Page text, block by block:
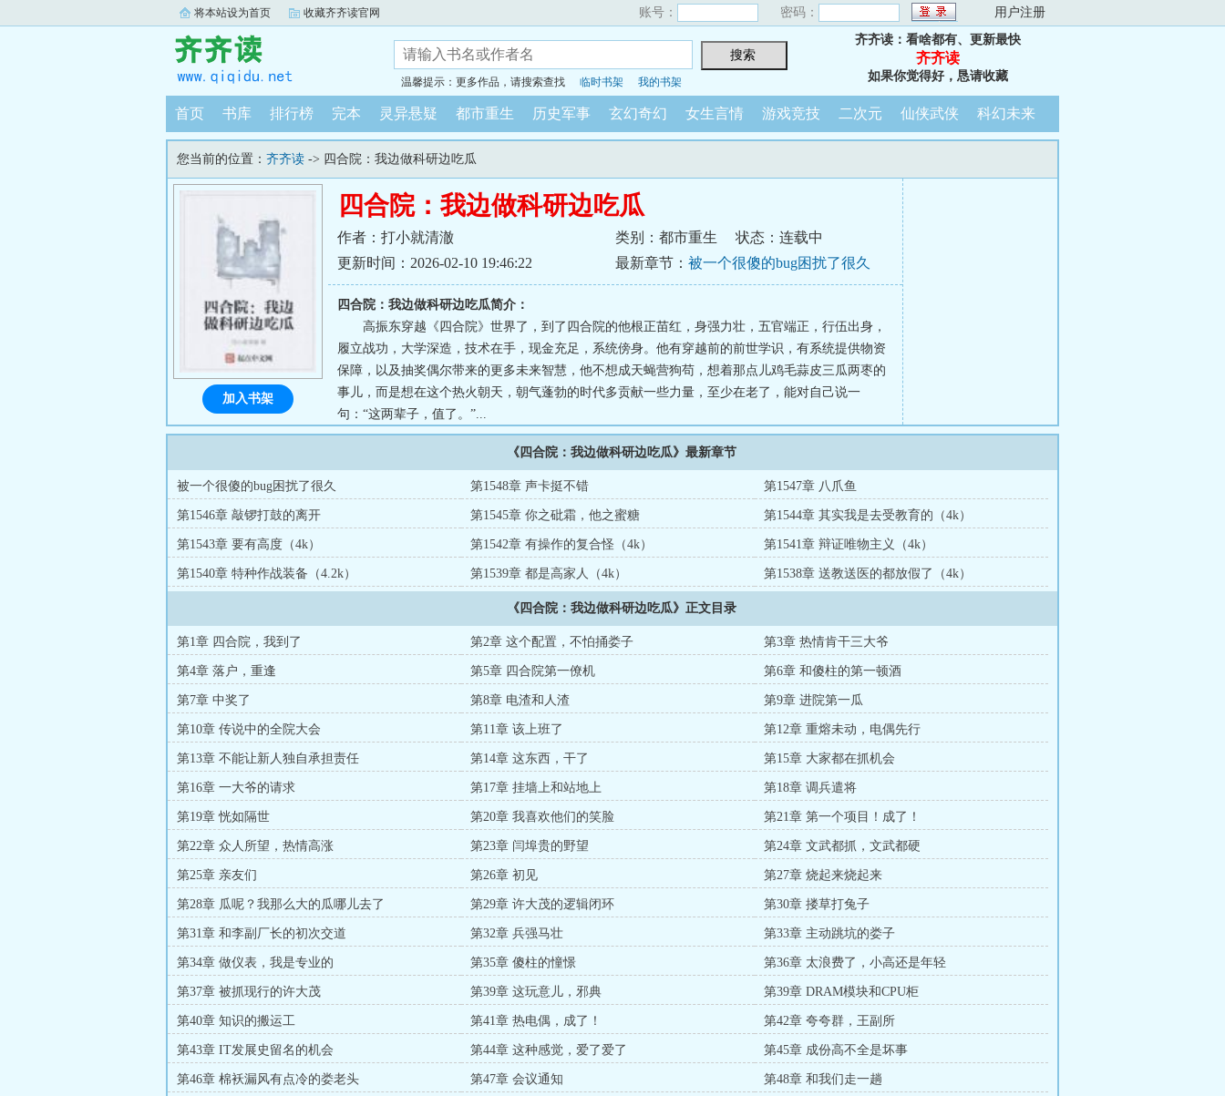
将本站设为首页 收藏齐齐读官网 账号： 密码： 用户注册
温馨提示：更多作品，请搜索查找 临时书架 我的书架
齐齐读：看啥都有、更新最快
齐齐读
如果你觉得好，恳请收藏
首页 书库 排行榜 完本 灵异悬疑 都市重生 历史军事 玄幻奇幻 女生言情 游戏竞技 二次元 仙侠武侠 科幻未来
您当前的位置： 齐齐读 -> 四合院：我边做科研边吃瓜
四合院：我边做科研边吃瓜
作者：打小就清澈 类别：都市重生
状态：连载中
更新时间：2026-02-10 19:46:22
最新章节： 被一个很傻的bug困扰了很久
四合院：我边做科研边吃瓜简介：
高振东穿越《四合院》世界了，到了四合院的他根正苗红，身强力壮，五官端正，行伍出身，
履立战功，大学深造，技术在手，现金充足，系统傍身。他有穿越前的前世学识，有系统提供物资
保障，以及抽奖偶尔带来的更多未来智慧，他不想成天蝇营狗苟，想着那点儿鸡毛蒜皮三瓜两枣的
事儿，而是想在这个热火朝天，朝气蓬勃的时代多贡献一些力量，至少在老了，能对自己说一
句：“这两辈子，值了。”...
加入书架
《四合院：我边做科研边吃瓜》最新章节
被一个很傻的bug困扰了很久 第1548章 声卡挺不错 第1547章 八爪鱼
第1546章 敲锣打鼓的离开 第1545章 你之砒霜，他之蜜糖 第1544章 其实我是去受教育的（4k）
第1543章 要有高度（4k） 第1542章 有操作的复合怪（4k） 第1541章 辩证唯物主义（4k）
第1540章 特种作战装备（4.2k） 第1539章 都是高家人（4k） 第1538章 送教送医的都放假了（4k）
《四合院：我边做科研边吃瓜》正文目录
第1章 四合院，我到了 第2章 这个配置，不怕捅娄子 第3章 热情肯干三大爷
第4章 落户，重逢 第5章 四合院第一僚机 第6章 和傻柱的第一顿酒
第7章 中奖了 第8章 电渣和人渣 第9章 进院第一瓜
第10章 传说中的全院大会 第11章 该上班了 第12章 重熔未动，电偶先行
第13章 不能让新人独自承担责任 第14章 这东西，干了 第15章 大家都在抓机会
第16章 一大爷的请求 第17章 挂墙上和站地上 第18章 调兵遣将
第19章 恍如隔世 第20章 我喜欢他们的笑脸 第21章 第一个项目！成了！
第22章 众人所望，热情高涨 第23章 闫埠贵的野望 第24章 文武都抓，文武都硬
第25章 亲友们 第26章 初见 第27章 烧起来烧起来
第28章 瓜呢？我那么大的瓜哪儿去了 第29章 许大茂的逻辑闭环 第30章 搂草打兔子
第31章 和李副厂长的初次交道 第32章 兵强马壮 第33章 主动跳坑的娄子
第34章 做仪表，我是专业的 第35章 傻柱的憧憬 第36章 太浪费了，小高还是年轻
第37章 被抓现行的许大茂 第39章 这玩意儿，邪典 第39章 DRAM模块和CPU柜
第40章 知识的搬运工 第41章 热电偶，成了！ 第42章 夸夸群，王副所
第43章 IT发展史留名的机会 第44章 这种感觉，爱了爱了 第45章 成份高不全是坏事
第46章 棉袄漏风有点冷的娄老头 第47章 会议通知 第48章 和我们走一趟